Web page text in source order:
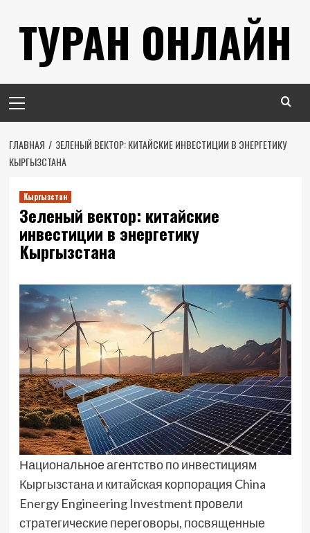
содержимому
ТУРАН ОНЛАЙН
меню
ГЛАВНАЯ
ЗЕЛЕНЫЙ ВЕКТОР: КИТАЙСКИЕ ИНВЕСТИЦИИ В ЭНЕРГЕТИКУ
КЫРГЫЗСТАНА
Кыргызстан
Зеленый вектор: китайские
инвестиции в энергетику
Кыргызстана
Национальное агентство по инвестициям
Кыргызстана и китайская корпорация China
Energy Engineering Investment провели
стратегические переговоры, посвященные